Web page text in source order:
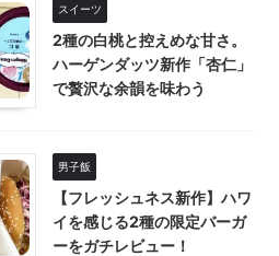
スイーツ
2種の白桃と控えめな甘さ。
ハーゲンダッツ新作「杏仁」
で贅沢な余韻を味わう
男子飯
【フレッシュネス新作】ハワ
イを感じる2種の限定バーガ
ーをガチレビュー！